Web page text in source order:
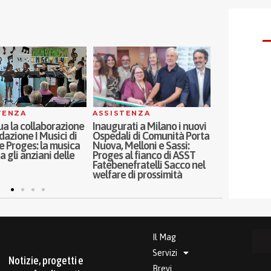
la collaborazione
I Musici di
Proges: la musica
gli anziani delle
ASSISTENZA
Inaugurati a Milano i nuovi
Ospedali di Comunità Porta
Nuova, Melloni e Sassi:
Proges al fianco di ASST
Fatebenefratelli Sacco nel
welfare di prossimità
Oltre i ruoli
parità di
Francesca
Notizie, progetti e
Il Mag
Servizi
Brevi